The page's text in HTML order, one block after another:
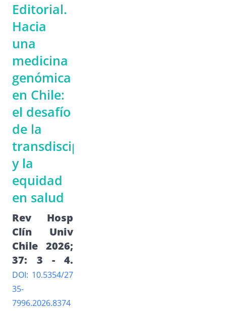
Editorial.
Hacia
una
medicina
genómica
en Chile:
el desafío
de la
transdisciplina
y la
equidad
en salud
Rev Hosp
Clín Univ
Chile 2026;
37: 3 - 4.
DOI: 10.5354/27
35-
7996.2026.8374